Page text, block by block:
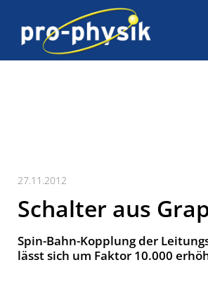
27.11.2012
Schalter aus
Spin-Bahn-Kopplung der
lässt sich um Faktor 10.000